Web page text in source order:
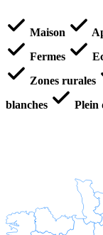
Maison
Fermes
Zones rurales
blanches
Plein